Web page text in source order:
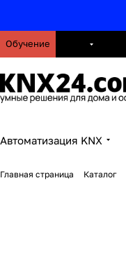
Обучение
Автоматизация KNX
Главная страница Каталог